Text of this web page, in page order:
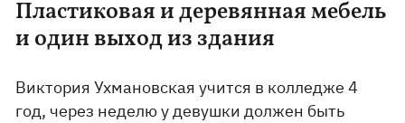
Пластиковая и деревянная мебель
и один выход из здания
Виктория Ухмановская учится в колледже 4
год, через неделю у девушки должен быть